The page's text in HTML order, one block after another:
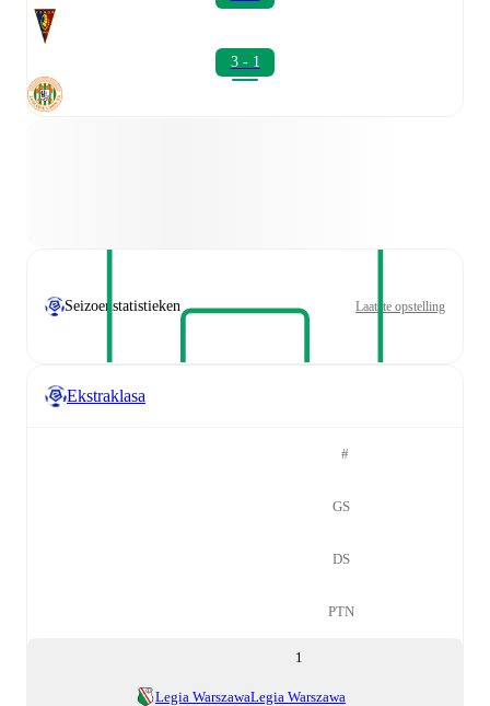
3 - 1
Seizoenstatistieken Laatste opstelling
Ekstraklasa
#
GS
DS
PTN
1
Legia WarszawaLegia Warszawa